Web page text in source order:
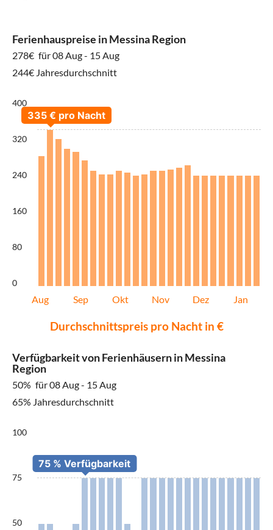
Ferienhauspreise in Messina Region
278€ für 08 Aug - 15 Aug
244€ Jahresdurchschnitt
400
320
240
160
80
0
Aug Sep Okt Nov Dez Jan
Durchschnittspreis pro Nacht in €
Verfügbarkeit von Ferienhäusern in Messina
Region
50% für 08 Aug - 15 Aug
65% Jahresdurchschnitt
100
75
50